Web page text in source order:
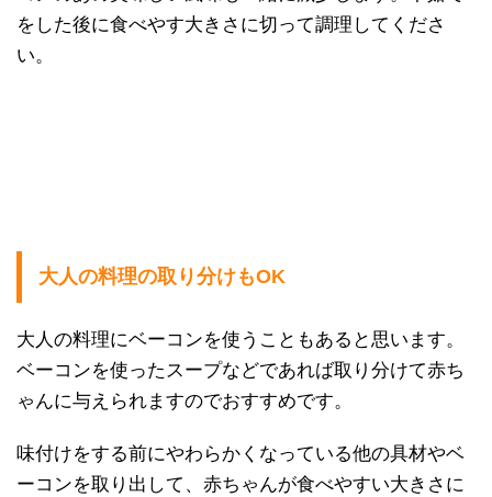
をした後に食べやす大きさに切って調理してくださ
い。
大人の料理の取り分けもOK
大人の料理にベーコンを使うこともあると思います。
ベーコンを使ったスープなどであれば取り分けて赤ち
ゃんに与えられますのでおすすめです。
味付けをする前にやわらかくなっている他の具材やベ
ーコンを取り出して、赤ちゃんが食べやすい大きさに